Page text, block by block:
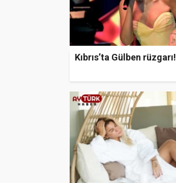
Kıbrıs’ta Gülben rüzgarı!